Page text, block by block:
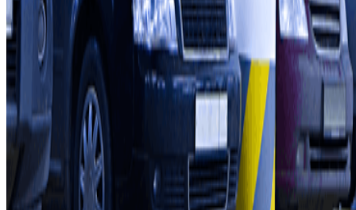
Profesionales
Proveedor de parking
Afiliados
Contacto
Contáctanos
FAQ
Puedes utilizar estos métodos de pago: